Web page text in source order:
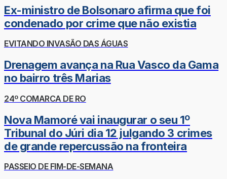
Ex-ministro de Bolsonaro afirma que foi
condenado por crime que não existia
EVITANDO INVASÃO DAS ÁGUAS
Drenagem avança na Rua Vasco da Gama
no bairro três Marias
24º COMARCA DE RO
Nova Mamoré vai inaugurar o seu 1º
Tribunal do Júri dia 12 julgando 3 crimes
de grande repercussão na fronteira
PASSEIO DE FIM-DE-SEMANA